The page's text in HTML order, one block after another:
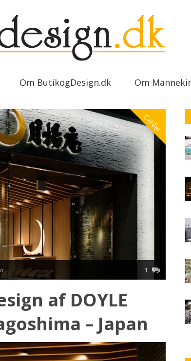
Om ButikogDesign.dk Om
Caféer
1
af DOYLE
– Japan